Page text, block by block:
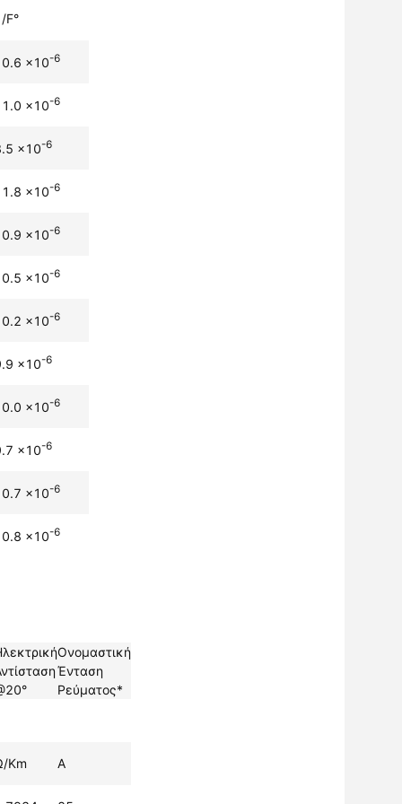
F°
x10-6
x10-6
x10-6
x10-6
x10-6
x10-6
x10-6
x10-6
x10-6
x10-6
x10-6
x10-6
Ονομαστική
Ένταση
Ρεύματος*
Km A